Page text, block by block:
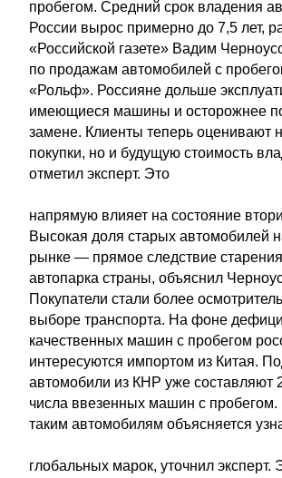
пробегом. Средний срок владения
России вырос примерно до 7,5 лет,
«Российской газете» Вадим
по продажам автомобилей с
«Рольф». Россияне дольше
имеющиеся машины и осторожнее
замене. Клиенты теперь оценивают
покупки, но и будущую стоимость
отметил эксперт. Это
напрямую влияет на состояние
Высокая доля старых автомобилей
рынке — прямое следствие
автопарка страны, объяснил
Покупатели стали более
выборе транспорта. На фоне
качественных машин с пробегом
интересуются импортом из Китая.
автомобили из КНР уже составляют
числа ввезенных машин с пробегом.
таким автомобилям объясняется
глобальных марок, уточнил